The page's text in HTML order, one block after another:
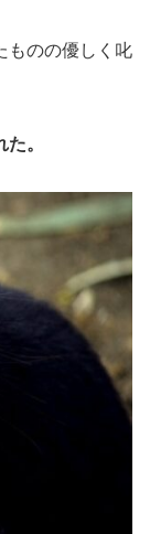
ものの優しく叱
。